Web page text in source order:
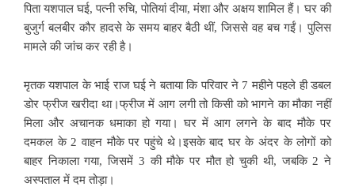
पिता यशपाल घई, पत्नी रुचि, पोतियां दीया, मंशा और अक्षय शामिल हैं।घर की
बुजुर्ग बलबीर कौर हादसे के समय बाहर बैठी थीं, जिससे वह बच गईं। पुलिस
मामले की जांच कर रही है।
मृतक यशपाल के भाई राज घई ने बताया कि परिवार ने 7 महीने पहले ही डबल
डोर फ्रीज खरीदा था।फ्रीज में आग लगी तो किसी को भागने का मौका नहीं
मिला और अचानक धमाका हो गया। घर में आग लगने के बाद मौके पर
दमकल के 2 वाहन मौके पर पहुंचे थे।इसके बाद घर के अंदर के लोगों को
बाहर निकाला गया, जिसमें 3 की मौके पर मौत हो चुकी थी, जबकि 2 ने
अस्पताल में दम तोड़ा।